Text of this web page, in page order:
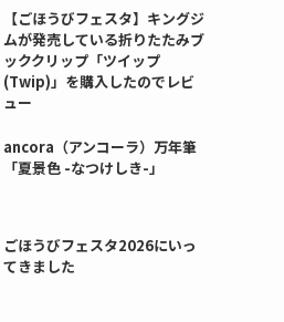
【ごほうびフェスタ】キングジ
ムが発売している折りたたみブ
ッククリップ「ツイップ
(Twip)」を購入したのでレビ
ュー
ancora（アンコーラ）万年筆
「夏景色 -なつけしき-」
ごほうびフェスタ2026にいっ
てきました